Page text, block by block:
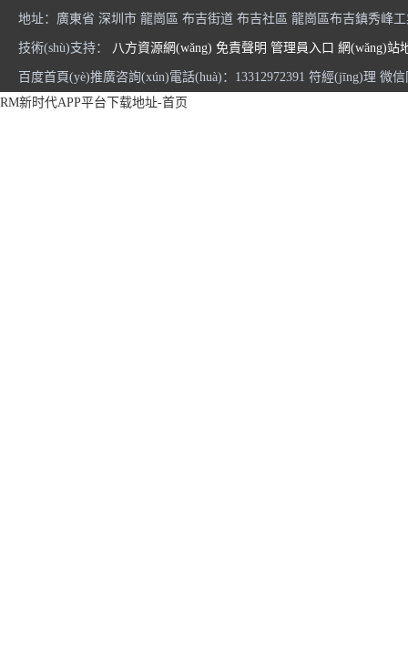
北京零配件機加工
地址：廣東省 深圳市 龍崗區 布吉街道 布吉社區 龍崗區布吉鎮秀峰
技術(shù)支持： 八方資源網(wǎng) 免責聲明 管理員入口 網(wǎng)站
百度首頁(yè)推廣咨詢(xún)電話(huà)：13312972391 符經(jīng)理 微
RM新时代APP平台下载地址-首页